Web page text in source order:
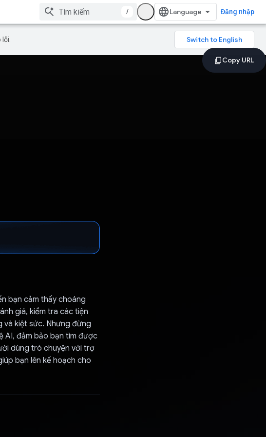
/ Đăng nhập
bạn cảm thấy choáng
giá, kiểm tra các tiện
và kiệt sức. Nhưng đừng
AI, đảm bảo bạn tìm được
dùng trò chuyện với trợ
bạn lên kế hoạch cho